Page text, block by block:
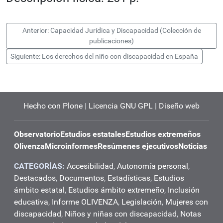
Anterior: Capacidad Jurídica y Discapacidad (Colección de
publicaciones)
Siguiente: Los derechos del niño con discapacidad en España
Hecho con Plone | Licencia GNU GPL | Diseño web
ObservatorioEstudios estatalesEstudios extremeños
OlivenzaMicroinformesResúmenes ejecutivosNoticias
CATEGORÍAS: Accesibilidad, Autonomía personal ,
Destacados, Documentos, Estadísticas, Estudios
ámbito estatal , Estudios ámbito extremeño, Inclusión
educativa, Informe OLIVENZA, Legislación, Mujeres con
discapacidad, Niños y niñas con discapacidad, Notas